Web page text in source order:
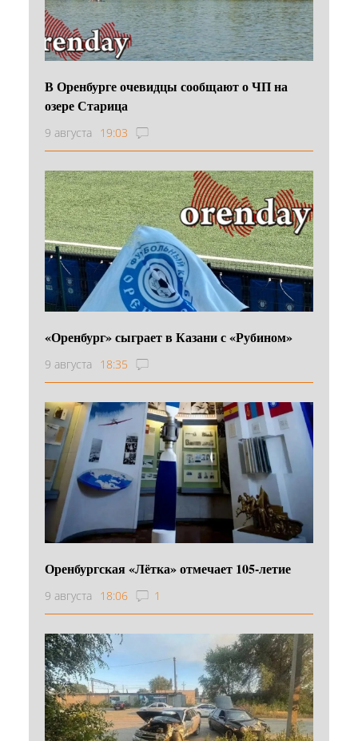
В Оренбурге очевидцы сообщают о ЧП на
озере Старица
9 августа 19:03
«Оренбург» сыграет в Казани с «Рубином»
9 августа 18:35
Оренбургская «Лётка» отмечает 105-летие
9 августа 18:06 1